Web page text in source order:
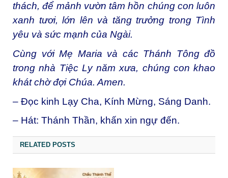
thách, để mảnh vườn tâm hồn chúng con luôn
xanh tươi, lớn lên và tăng trưởng trong Tình
yêu và sức mạnh của Ngài.
Cùng với Mẹ Maria và các Thánh Tông đồ
trong nhà Tiệc Ly năm xưa, chúng con khao
khát chờ đợi Chúa. Amen.
– Đọc kinh Lạy Cha, Kính Mừng, Sáng Danh.
– Hát: Thánh Thần, khấn xin ngự đến.
RELATED POSTS